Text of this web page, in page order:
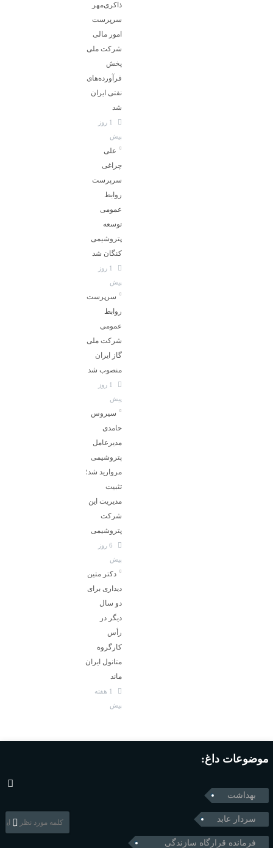
ذاکری‌مهر
سرپرست
امور مالی
شرکت ملی
پخش
فرآورده‌های
نفتی ایران
شد
1 روز
پیش
علی
چراغی
سرپرست
روابط
عمومی
توسعه
پتروشیمی
کنگان شد
1 روز
پیش
سرپرست
روابط
عمومی
شرکت ملی
گاز ایران
منصوب شد
1 روز
پیش
سیروس
حامدی
مدیرعامل
پتروشیمی
مروارید شد؛
تثبیت
مدیریت این
شرکت
پتروشیمی
6 روز
پیش
دکتر متین
دیداری برای
دو سال
دیگر در
رأس
کارگروه
متانول ایران
ماند
1 هفته
پیش
موضوعات داغ:
بهداشت
سردار عابد
فرمانده قرارگاه سازندگی